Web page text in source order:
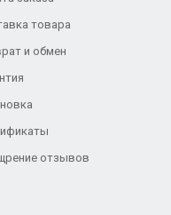
товара
и обмен
отзывов